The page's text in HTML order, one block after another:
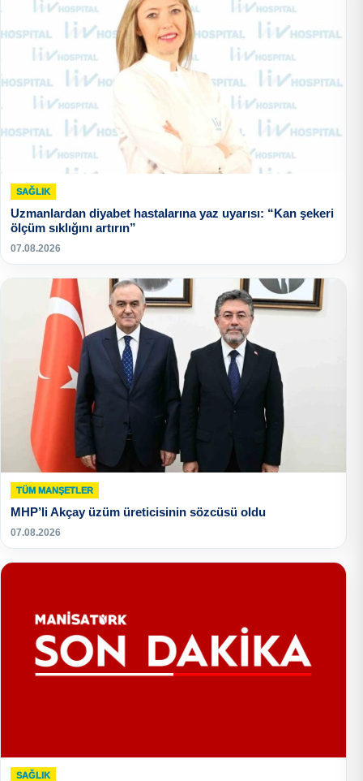
SAĞLIK
Uzmanlardan diyabet hastalarına yaz uyarısı: “Kan şekeri
ölçüm sıklığını artırın”
07.08.2026
TÜM MANŞETLER
MHP’li Akçay üzüm üreticisinin sözcüsü oldu
07.08.2026
SAĞLIK